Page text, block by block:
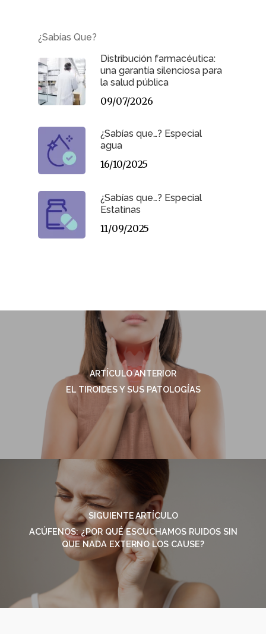
¿Sabías Que?
Distribución farmacéutica:
una garantía silenciosa para
la salud pública
09/07/2026
¿Sabías que…? Especial
agua
16/10/2025
¿Sabías que…? Especial
Estatinas
11/09/2025
ARTÍCULO ANTERIOR
EL TIROIDES Y SUS PATOLOGÍAS
SIGUIENTE ARTÍCULO
ACÚFENOS: ¿POR QUÉ ESCUCHAMOS RUIDOS SIN
QUE NADA EXTERNO LOS CAUSE?